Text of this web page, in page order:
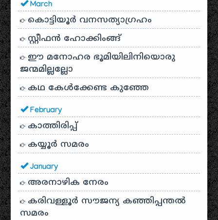
March
കൊട്ടിയൂർ വനസത്യാഗ്രഹം
സ്റ്റീഫൻ ഹോക്കിംങ്ങ്
ഈ മനോഹര ഭൂമിയിലിനിയൊരു
ജന്മമില്ലല്ലോ
കഥ കേൾക്കേണ്ട കുഞ്ഞേ
February
കാത്തിരിപ്പ്
കയ്യൂർ സമരം
January
അരനാഴിക നേരം
കരിവള്ളൂർ സൗജന്യ കഞ്ഞിപ്പന്തൽ
സമരം